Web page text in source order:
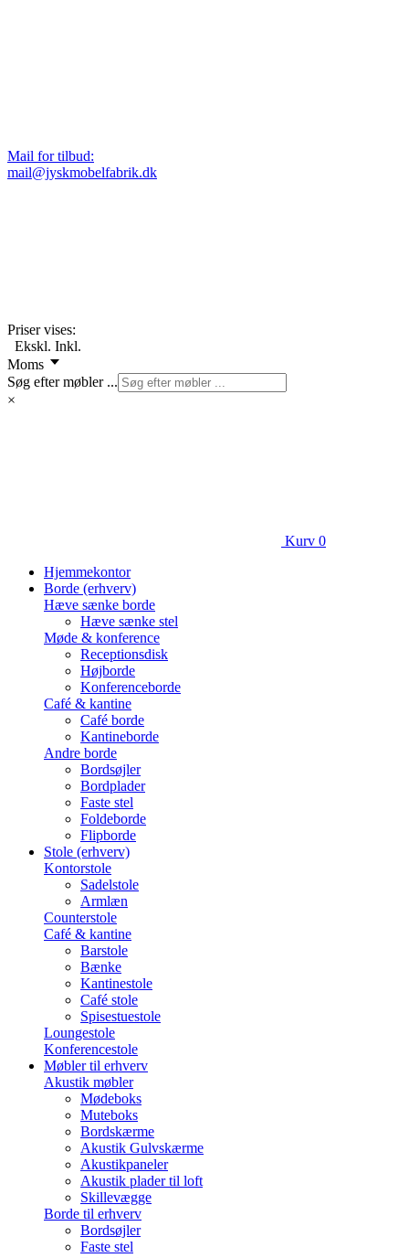
Mail for tilbud:
mail@jyskmobelfabrik.dk
Priser vises:
Ekskl. Inkl.
Moms
Søg efter møbler ...
×
Kurv 0
Hjemmekontor
Borde (erhverv)
Hæve sænke borde
Hæve sænke stel
Møde & konference
Receptionsdisk
Højborde
Konferenceborde
Café & kantine
Café borde
Kantineborde
Andre borde
Bordsøjler
Bordplader
Faste stel
Foldeborde
Flipborde
Stole (erhverv)
Kontorstole
Sadelstole
Armlæn
Counterstole
Café & kantine
Barstole
Bænke
Kantinestole
Café stole
Spisestuestole
Loungestole
Konferencestole
Møbler til erhverv
Akustik møbler
Mødeboks
Muteboks
Bordskærme
Akustik Gulvskærme
Akustikpaneler
Akustik plader til loft
Skillevægge
Borde til erhverv
Bordsøjler
Faste stel